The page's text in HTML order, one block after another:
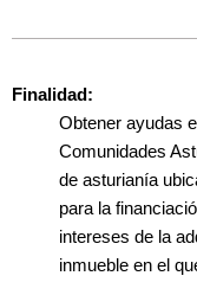
Finalidad:
Obtener ayudas
Comunidades
de asturianía
para la
intereses de la
inmueble en el